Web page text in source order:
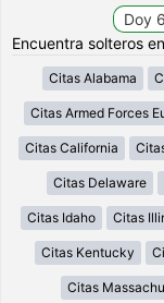
Encuentra solteros
Citas Alabama
Citas Armed Forces
Citas California
Citas Delaware
Citas Idaho Citas
Citas Kentucky
Citas